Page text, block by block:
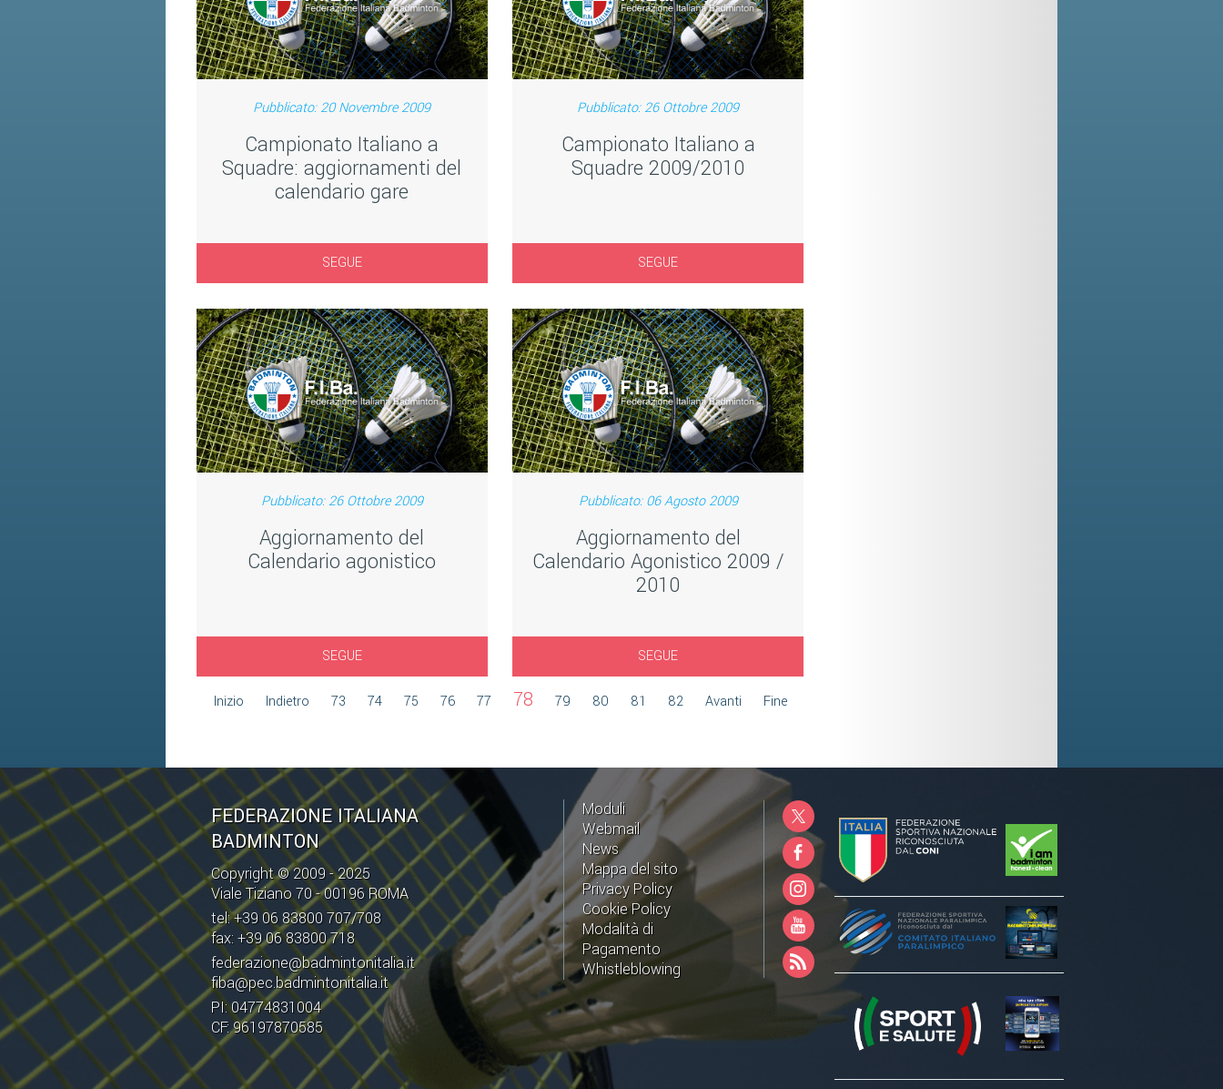
Pubblicato: 20 Novembre 2009
Campionato Italiano a
Squadre: aggiornamenti del
calendario gare
SEGUE
Pubblicato: 26 Ottobre 2009
Campionato Italiano a
Squadre 2009/2010
SEGUE
Pubblicato: 26 Ottobre 2009
Aggiornamento del
Calendario agonistico
SEGUE
Pubblicato: 06 Agosto 2009
Aggiornamento del
Calendario Agonistico 2009 /
2010
SEGUE
Inizio Indietro 73 74 75 76 77 78 79 80 81 82 Avanti Fine
FEDERAZIONE ITALIANA
BADMINTON
Copyright © 2009 - 2025
Viale Tiziano 70 - 00196 ROMA
tel: +39 06 83800 707/708
fax: +39 06 83800 718
federazione@badmintonitalia.it
fiba@pec.badmintonitalia.it
PI: 04774831004
CF: 96197870585
Moduli
Webmail
News
Mappa del sito
Privacy Policy
Cookie Policy
Modalità di
Pagamento
Whistleblowing